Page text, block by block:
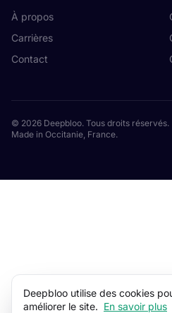
À propos
Carrières
Contact
© 2026 Deepbloo. Tous droits réservés.
Made in Occitanie, France.
Deepbloo utilise des cookies
améliorer le site. En savoir plus